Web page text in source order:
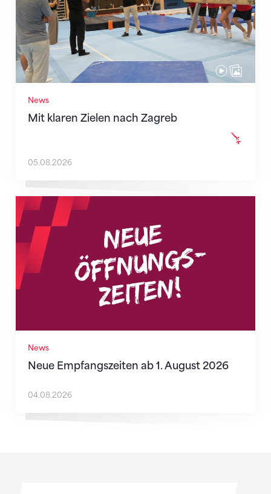
News
Mit klaren Zielen nach Zagreb
05.08.2026
News
Neue Empfangszeiten ab 1. August 2026
Neue Empfangszeiten ab 1. August 2026
04.08.2026